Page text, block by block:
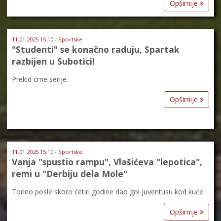
Opširnije
11.01.2025 15:10 - Sportske
"Studenti" se konačno raduju, Spartak
razbijen u Subotici!
Prekid crne serije.
Opširnije
11.01.2025 15:10 - Sportske
Vanja "spustio rampu", Vlašićeva "lepotica",
remi u "Derbiju dela Mole"
Torino posle skoro četiri godine dao gol Juventusu kod kuće.
Opširnije